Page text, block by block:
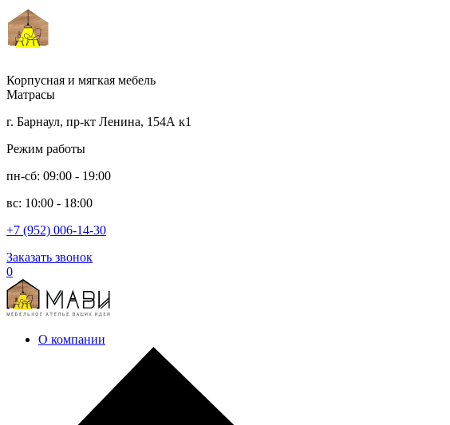
Корпусная и мягкая мебель
Матрасы
г. Барнаул, пр-кт Ленина, 154А к1
Режим работы
пн-сб: 09:00 - 19:00
вс: 10:00 - 18:00
+7 (952) 006-14-30
Заказать звонок
0
О компании